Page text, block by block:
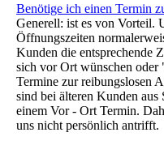
Benötige ich einen Termin
Generell: ist es von Vorteil.
Öffnungszeiten
Kunden die entsprechende
sich vor Ort wünschen oder
Termine zur reibungslosen
sind bei älteren Kunden
einem Vor - Ort Termin.
uns nicht persönlich antrifft.